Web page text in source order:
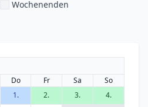
Wochenenden
Do Fr Sa
So
1.
2. 3.
4.